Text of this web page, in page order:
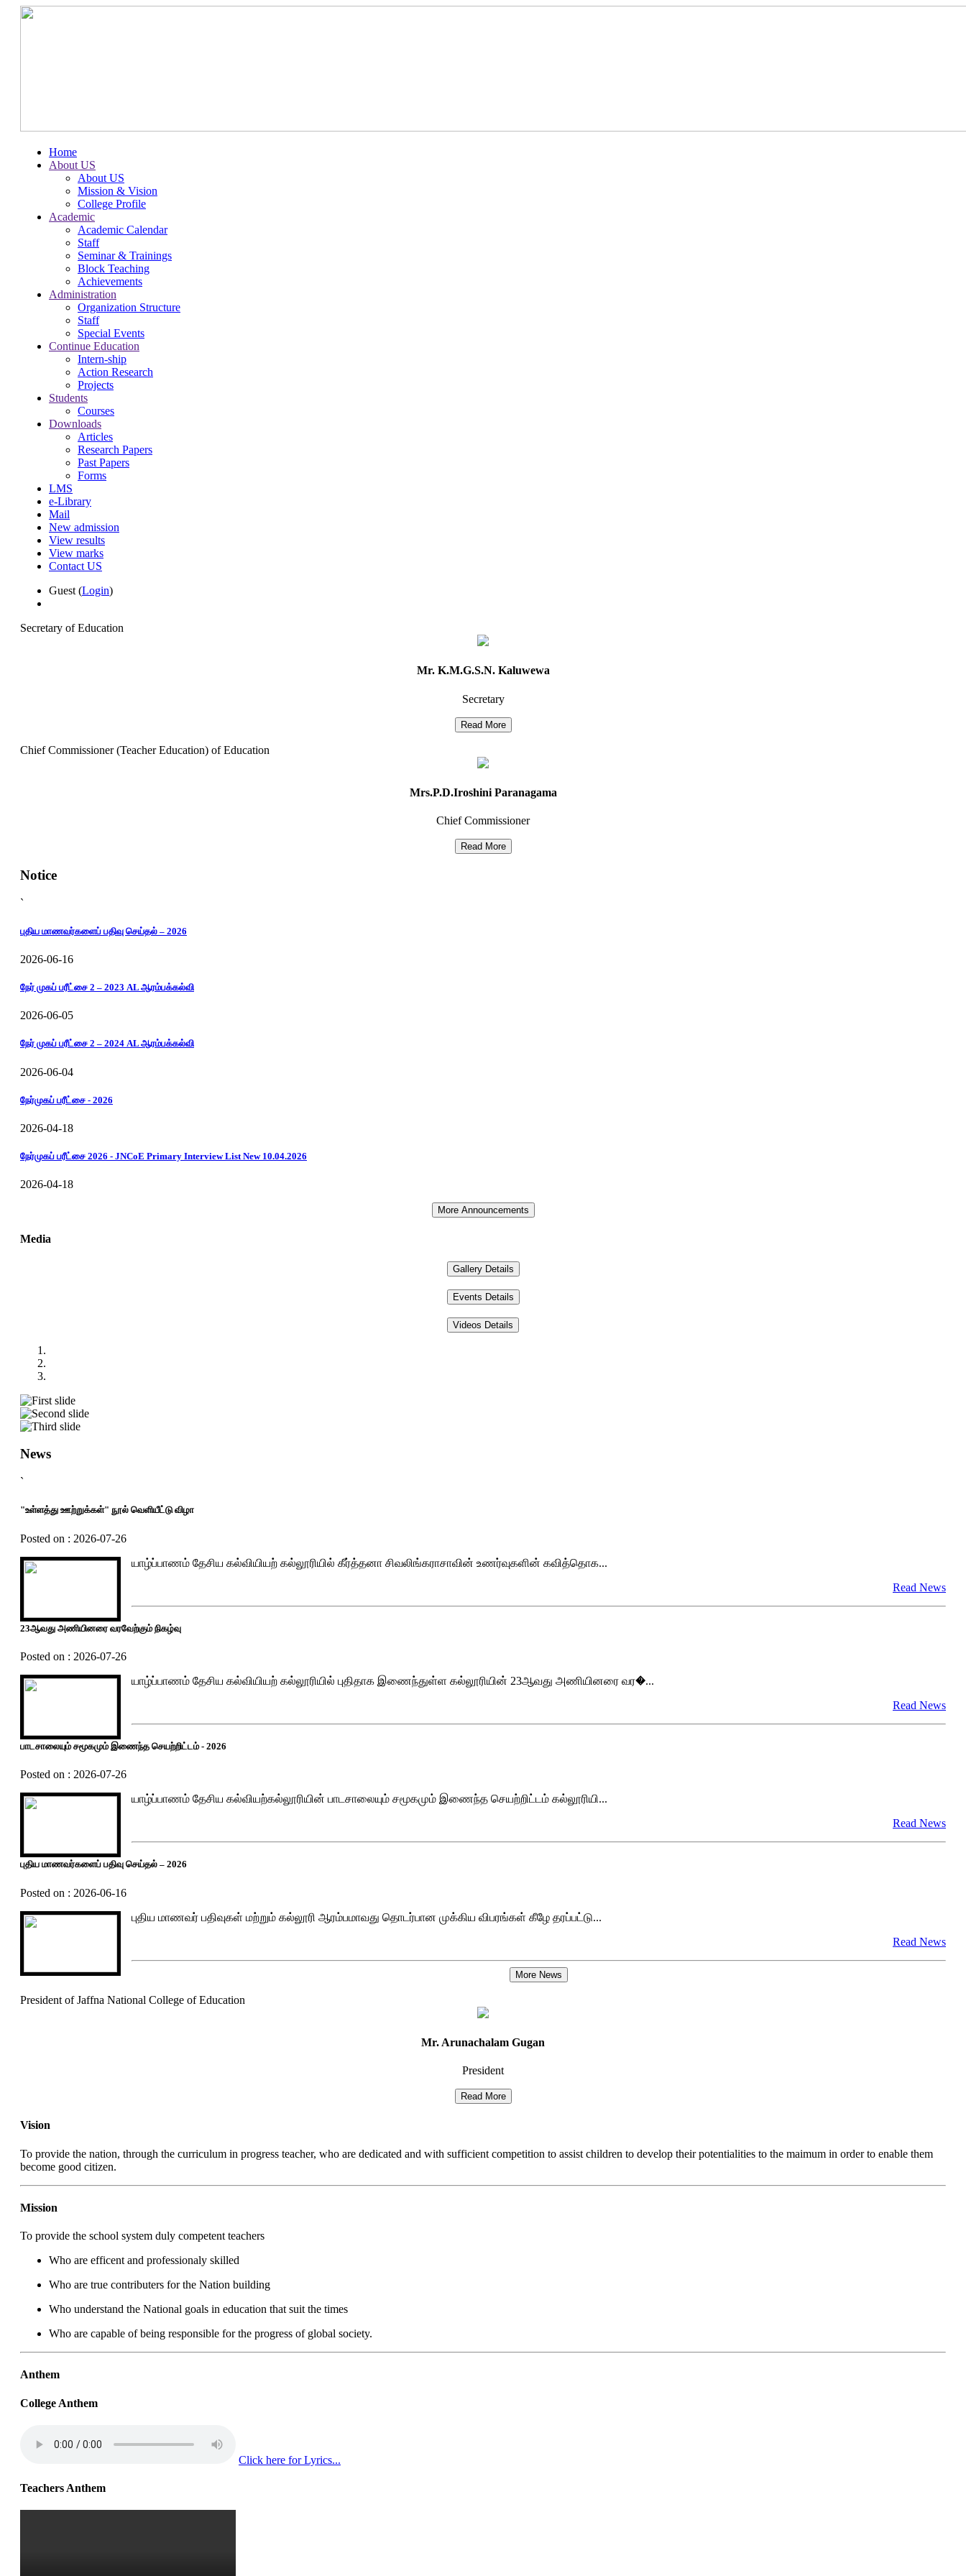
Home
About US
About US
Mission & Vision
College Profile
Academic
Academic Calendar
Staff
Seminar & Trainings
Block Teaching
Achievements
Administration
Organization Structure
Staff
Special Events
Continue Education
Intern-ship
Action Research
Projects
Students
Courses
Downloads
Articles
Research Papers
Past Papers
Forms
LMS
e-Library
Mail
New admission
View results
View marks
Contact US
Guest (Login)
Secretary of Education
Mr. K.M.G.S.N. Kaluwewa
Secretary
Chief Commissioner (Teacher Education) of Education
Mrs.P.D.Iroshini Paranagama
Chief Commissioner
Notice
`
புதிய மாணவர்களைப் பதிவு செய்தல் – 2026
2026-06-16
நேர் முகப் பரீட்சை 2 – 2023 AL ஆரம்பக்கல்வி
2026-06-05
நேர் முகப் பரீட்சை 2 – 2024 AL ஆரம்பக்கல்வி
2026-06-04
நேர்முகப் பரீட்சை - 2026
2026-04-18
நேர்முகப் பரீட்சை 2026 - JNCoE Primary Interview List New 10.04.2026
2026-04-18
Media
Gallery Details
Events Details
Videos Details
News
`
"உள்ளத்து ஊற்றுக்கள்" நூல் வெளியீட்டு விழா
Posted on : 2026-07-26
யாழ்ப்பாணம் தேசிய கல்வியியற் கல்லூரியில் கீர்த்தனா சிவலிங்கராசாவின் உணர்வுகளின் கவித்தொக...
Read News
23ஆவது அணியினரை வரவேற்கும் நிகழ்வு
Posted on : 2026-07-26
யாழ்ப்பாணம் தேசிய கல்வியியற் கல்லூரியில் புதிதாக இணைந்துள்ள கல்லூரியின் 23ஆவது அணியினரை வர�...
Read News
பாடசாலையும் சமூகமும் இணைந்த செயற்றிட்டம் - 2026
Posted on : 2026-07-26
யாழ்ப்பாணம் தேசிய கல்வியற்கல்லூரியின் பாடசாலையும் சமூகமும் இணைந்த செயற்றிட்டம் கல்லூரியி...
Read News
புதிய மாணவர்களைப் பதிவு செய்தல் – 2026
Posted on : 2026-06-16
புதிய மாணவர் பதிவுகள் மற்றும் கல்லூரி ஆரம்பமாவது தொடர்பான முக்கிய விபரங்கள் கீழே தரப்பட்டு...
Read News
President of Jaffna National College of Education
Mr. Arunachalam Gugan
President
Vision
To provide the nation, through the curriculum in progress teacher, who are dedicated and with sufficient competition to assist children to develop their potentialities to the maimum in order to enable them
become good citizen.
Mission
To provide the school system duly competent teachers
Who are efficent and professionaly skilled
Who are true contributers for the Nation building
Who understand the National goals in education that suit the times
Who are capable of being responsible for the progress of global society.
Anthem
College Anthem
Click here for Lyrics...
Teachers Anthem